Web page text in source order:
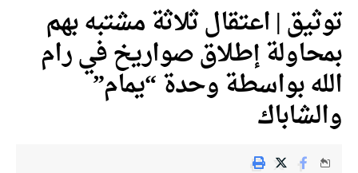
توثيق | اعتقال ثلاثة مشتبه بهم
بمحاولة إطلاق صواريخ في رام
الله بواسطة وحدة “يمام”
والشاباك